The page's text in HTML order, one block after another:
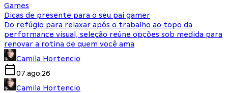
Games
Dicas de presente para o seu pai gamer
Do refúgio para relaxar após o trabalho ao topo da
performance visual, seleção reúne opções sob medida para
renovar a rotina de quem você ama
Camila Hortencio
07.ago.26
Camila Hortencio